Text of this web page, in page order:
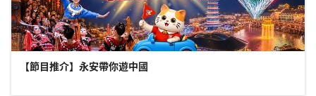
【節目推介】永安帶你遊中國